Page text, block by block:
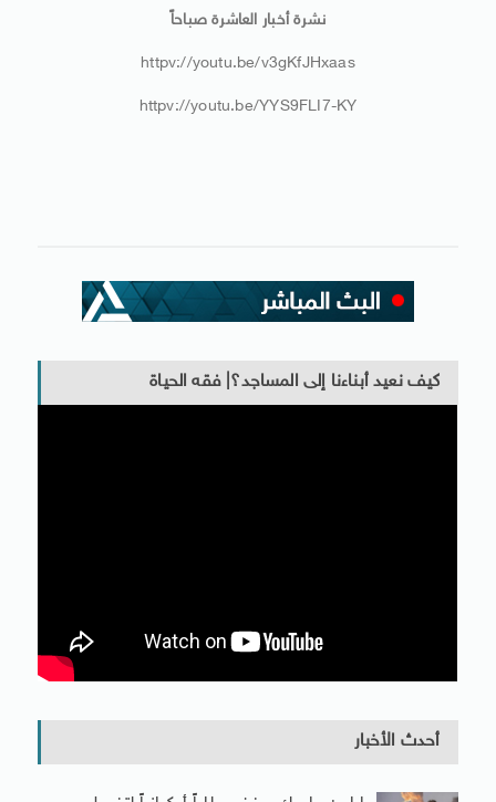
نشرة أخبار العاشرة صباحاً
httpv://youtu.be/v3gKfJHxaas
httpv://youtu.be/YYS9FLI7-KY
كيف نعيد أبناءنا إلى المساجد؟| فقه الحياة
أحدث الأخبار